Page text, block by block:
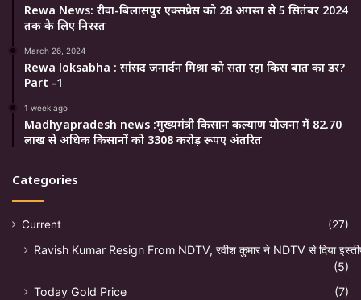
Rewa News: रीवा-बिलासपुर एक्सप्रेस को 28 अगस्त से 5 सितंबर 2024
तक के लिए निरस्त
March 26, 2024
Rewa loksabha : सांसद जनार्दन मिश्रा को सता रहा किस बात का डर?
Part -1
1 week ago
Madhyapradesh news :मुख्यमंत्री किसान कल्याण योजना में 82.70
लाख से अधिक किसानों को 3308 करोड़ रूपए अंतरित
Categories
Current (27)
Ravish Kumar Resign From NDTV, रवीश कुमार ने NDTV से दिया
(5)
Today Gold Price
(7)